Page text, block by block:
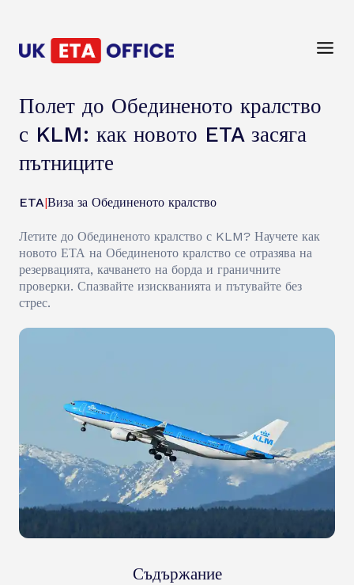
Полет до Обединеното кралство
с KLM: как новото ETA засяга
пътниците
ETA|Виза за Обединеното кралство
Летите до Обединеното кралство с KLM? Научете как
новото ЕТА на Обединеното кралство се отразява на
резервацията, качването на борда и граничните
проверки. Спазвайте изискванията и пътувайте без
стрес.
Съдържание